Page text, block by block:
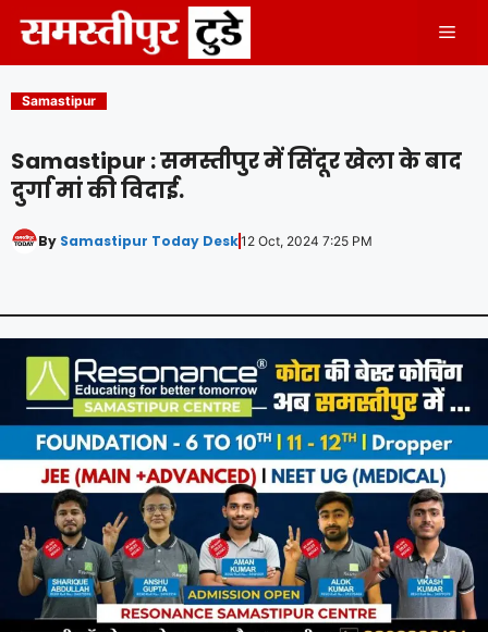
content
Samastipur
Samastipur : समस्तीपुर में सिंदूर खेला के बाद
दुर्गा मां की विदाई.
By Samastipur Today Desk12 Oct, 2024 7:25 PM